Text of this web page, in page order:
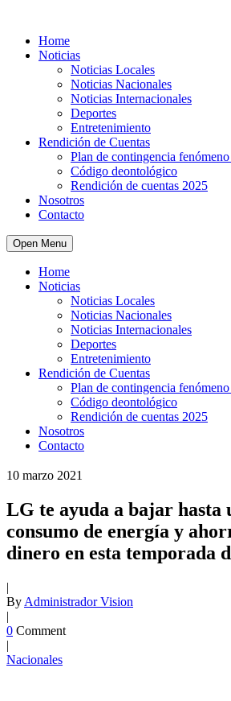
Home
Noticias
Noticias Locales
Noticias Nacionales
Noticias Internacionales
Deportes
Entretenimiento
Rendición de Cuentas
Plan de contingencia
Código deontológico
Rendición de cuentas 2025
Nosotros
Contacto
Open Menu
Home
Noticias
Noticias Locales
Noticias Nacionales
Noticias Internacionales
Deportes
Entretenimiento
Rendición de Cuentas
Plan de contingencia
Código deontológico
Rendición de cuentas 2025
Nosotros
Contacto
10 marzo 2021
LG te ayuda a bajar hasta
consumo de energía y
dinero en esta temporada
|
By Administrador Vision
|
0 Comment
|
Nacionales